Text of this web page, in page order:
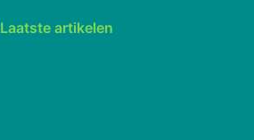
Laatste artikelen